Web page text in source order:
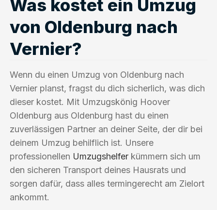
Was kostet ein Umzug
von Oldenburg nach
Vernier?
Wenn du einen Umzug von Oldenburg nach
Vernier planst, fragst du dich sicherlich, was dich
dieser kostet. Mit Umzugskönig Hoover
Oldenburg aus Oldenburg hast du einen
zuverlässigen Partner an deiner Seite, der dir bei
deinem Umzug behilflich ist. Unsere
professionellen Umzugshelfer kümmern sich um
den sicheren Transport deines Hausrats und
sorgen dafür, dass alles termingerecht am Zielort
ankommt.